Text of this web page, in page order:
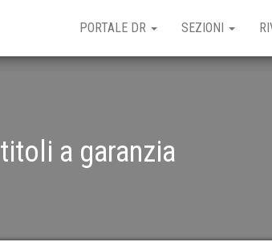
PORTALE DR SEZIONI
titoli a garanzia